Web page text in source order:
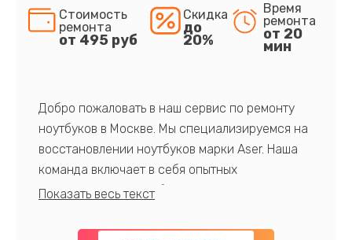
Стоимость
ремонта
от 495 руб
Скидка
до
20%
Время
ремонта
от 20
мин
Добро пожаловать в наш сервис по ремонту
ноутбуков в Москве. Мы специализируемся на
восстановлении ноутбуков марки Aser. Наша
команда включает в себя опытных
профессионалов с обширными знаниями и
предлагаем быстрый и качественный ремонт с